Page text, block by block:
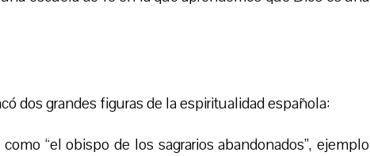
dos grandes figuras de la espiritualidad española:
“el obispo de los sagrarios abandonados”, ejemplo